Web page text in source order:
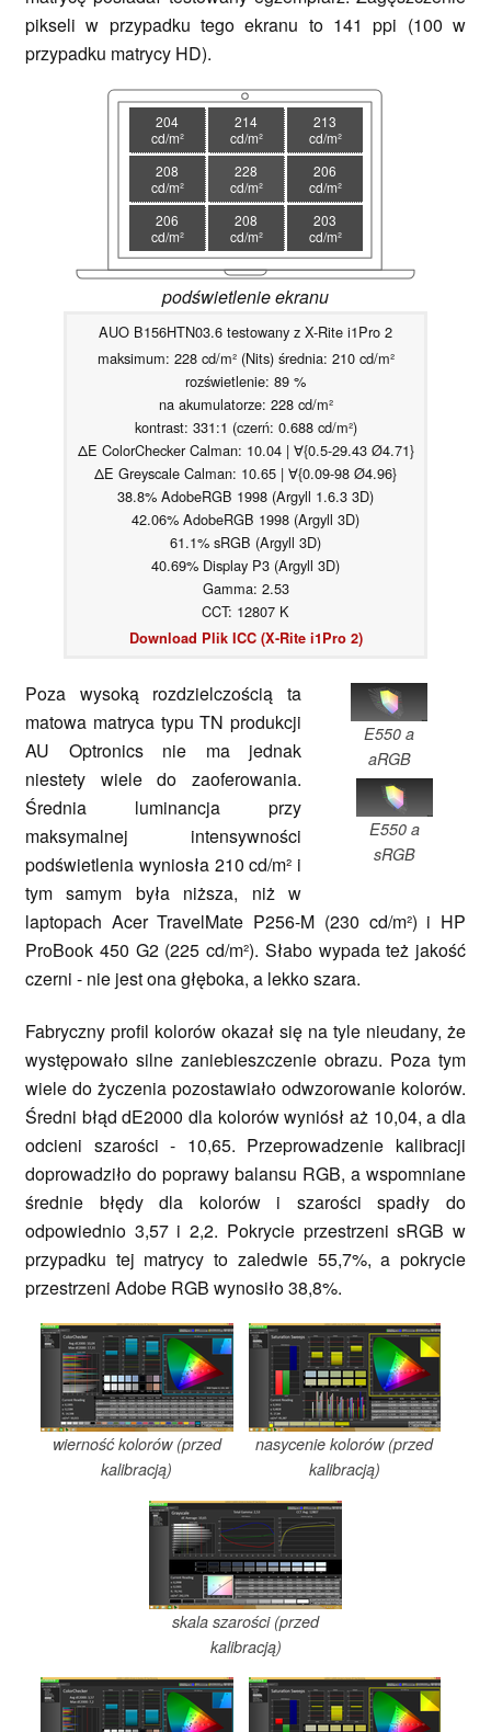
pikseli w przypadku tego ekranu to 141 ppi (100 w
przypadku matrycy HD).
204
cd/m²
214
cd/m²
213
cd/m²
208
cd/m²
228
cd/m²
206
cd/m²
206
cd/m²
208
cd/m²
203
cd/m²
podświetlenie ekranu
AUO B156HTN03.6 testowany z X-Rite i1Pro 2
maksimum: 228 cd/m² (Nits) średnia: 210 cd/m²
rozświetlenie: 89 %
na akumulatorze: 228 cd/m²
kontrast: 331:1 (czerń: 0.688 cd/m²)
ΔE ColorChecker Calman: 10.04 | ∀{0.5-29.43 Ø4.71}
ΔE Greyscale Calman: 10.65 | ∀{0.09-98 Ø4.96}
38.8% AdobeRGB 1998 (Argyll 1.6.3 3D)
42.06% AdobeRGB 1998 (Argyll 3D)
61.1% sRGB (Argyll 3D)
40.69% Display P3 (Argyll 3D)
Gamma: 2.53
CCT: 12807 K
Download Plik ICC (X-Rite i1Pro 2)
E550 a
aRGB
E550 a
sRGB
Poza wysoką rozdzielczością ta
matowa matryca typu TN produkcji
AU Optronics nie ma jednak
niestety wiele do zaoferowania.
Średnia luminancja przy
maksymalnej intensywności
podświetlenia wyniosła 210 cd/m² i
tym samym była niższa, niż w
laptopach Acer TravelMate P256-M (230 cd/m²) i HP
ProBook 450 G2 (225 cd/m²). Słabo wypada też jakość
czerni - nie jest ona głęboka, a lekko szara.
Fabryczny profil kolorów okazał się na tyle nieudany, że
występowało silne zaniebieszczenie obrazu. Poza tym
wiele do życzenia pozostawiało odwzorowanie kolorów.
Średni błąd dE2000 dla kolorów wyniósł aż 10,04, a dla
odcieni szarości - 10,65. Przeprowadzenie kalibracji
doprowadziło do poprawy balansu RGB, a wspomniane
średnie błędy dla kolorów i szarości spadły do
odpowiednio 3,57 i 2,2. Pokrycie przestrzeni sRGB w
przypadku tej matrycy to zaledwie 55,7%, a pokrycie
przestrzeni Adobe RGB wynosiło 38,8%.
wierność kolorów (przed
kalibracją)
nasycenie kolorów (przed
kalibracją)
skala szarości (przed
kalibracją)